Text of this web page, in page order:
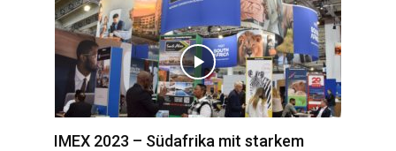
IMEX 2023 – Südafrika mit starkem